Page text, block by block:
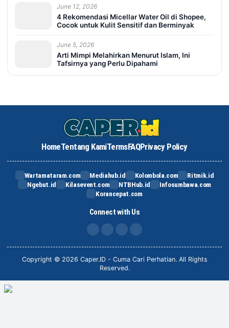
June 12, 2026
4 Rekomendasi Micellar Water Oil di Shopee,
Cocok untuk Kulit Sensitif dan Berminyak
June 5, 2026
Arti Mimpi Melahirkan Menurut Islam, Ini
Tafsirnya yang Perlu Dipahami
HomeTentang KamiTermsFAQPrivacy Policy
Wartamataram.com Mediahub.id Kolombola.com
Ritmik.id
Ngebut.id
Kilasevent.com NTBHub.id
Infosumbawa.com
Korancepat.com
Connect with Us
FB IG TikTok
Copyright © 2026 Caper.ID - Cuma Cari Perhatian. All Rights
Reserved.